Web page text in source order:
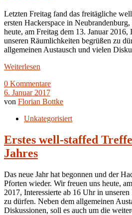
Letzten Freitag fand das freitägliche
ersten Hackerspace in
heute, am Freitag dem 13. Januar 2016,
unseren Räumlichkeiten begrüßen zu
allgemeinen Austausch und vielen
Weiterlesen
0 Kommentare
6. Januar 2017
von Florian Bottke
Unkategorisiert
Erstes well-staffed
Jahres
Das neue Jahr hat begonnen und der
Pforten wieder. Wir freuen uns heute,
2017, Interessierte ab 16 Uhr in
zu dürfen. Neben dem allgemeinen
Diskussionen, soll es auch um die